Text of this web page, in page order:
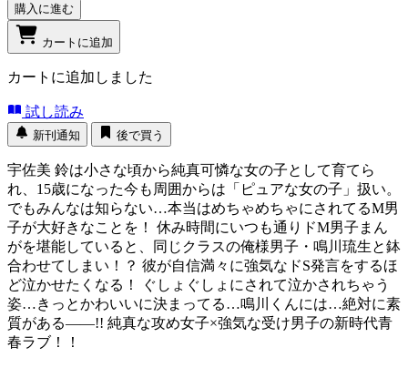
購入に進む
カートに追加
カートに追加しました
試し読み
新刊通知 後で買う
宇佐美 鈴は小さな頃から純真可憐な女の子として育てら
れ、15歳になった今も周囲からは「ピュアな女の子」扱い。
でもみんなは知らない…本当はめちゃめちゃにされてるM男
子が大好きなことを！ 休み時間にいつも通りドM男子まん
がを堪能していると、同じクラスの俺様男子・鳴川琉生と鉢
合わせてしまい！？ 彼が自信満々に強気なドS発言をするほ
ど泣かせたくなる！ ぐしょぐしょにされて泣かされちゃう
姿…きっとかわいいに決まってる…鳴川くんには…絶対に素
質がある――!! 純真な攻め女子×強気な受け男子の新時代青
春ラブ！！